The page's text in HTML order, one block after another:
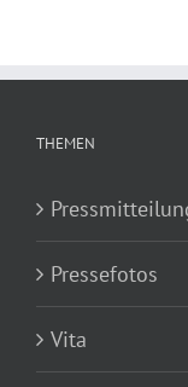
THEMEN
Pressefotos
Vita